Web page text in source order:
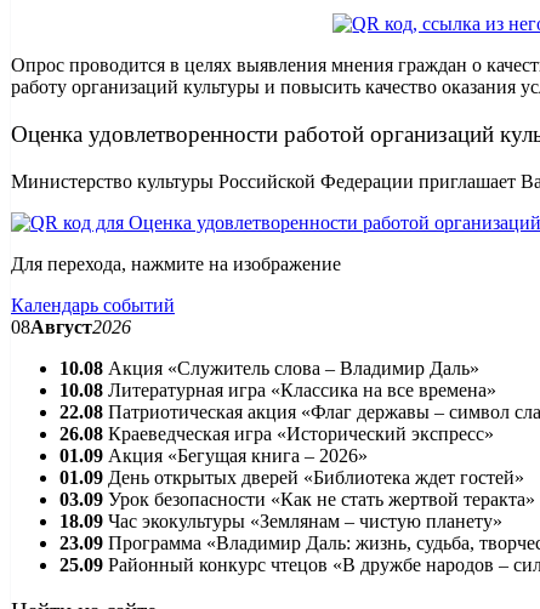
Опрос проводится в целях выявления мнения граждан о
работу организаций культуры и повысить качество оказания
Оценка удовлетворенности работой организаций
Министерство культуры Российской Федерации приглашает
Для перехода, нажмите на изображение
Календарь событий
08Август2026
10.08 Акция «Служитель слова – Владимир Даль»
10.08 Литературная игра «Классика на все времена»
22.08 Патриотическая акция «Флаг державы – символ
26.08 Краеведческая игра «Исторический экспресс»
01.09 Акция «Бегущая книга – 2026»
01.09 День открытых дверей «Библиотека ждет гостей»
03.09 Урок безопасности «Как не стать жертвой теракта»
18.09 Час экокультуры «Землянам – чистую планету»
23.09 Программа «Владимир Даль: жизнь, судьба,
25.09 Районный конкурс чтецов «В дружбе народов –